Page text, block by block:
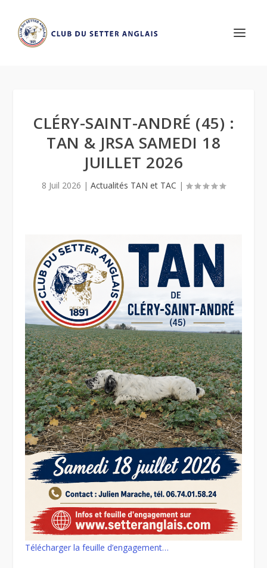
CLÉRY-SAINT-ANDRÉ (45) :
TAN & JRSA SAMEDI 18
JUILLET 2026
8 Juil 2026 | Actualités TAN et TAC |
Télécharger la feuille d’engagement…